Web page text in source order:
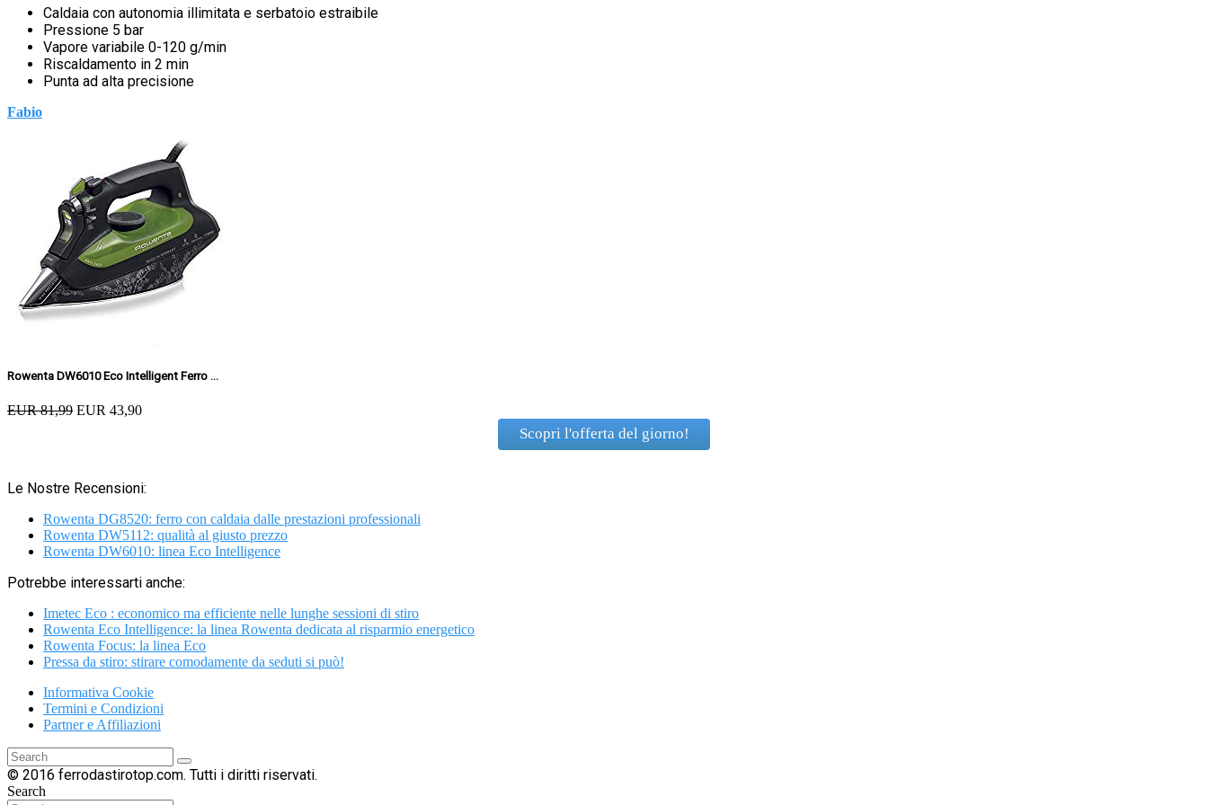
Caldaia con autonomia illimitata e serbatoio estraibile
Pressione 5 bar
Vapore variabile 0-120 g/min
Riscaldamento in 2 min
Punta ad alta precisione
Fabio
Rowenta DW6010 Eco Intelligent Ferro ...
EUR 81,99 EUR 43,90
Scopri l'offerta del giorno!
Le Nostre Recensioni:
Rowenta DG8520: ferro con caldaia dalle prestazioni professionali
Rowenta DW5112: qualità al giusto prezzo
Rowenta DW6010: linea Eco Intelligence
Potrebbe interessarti anche:
Imetec Eco : economico ma efficiente nelle lunghe sessioni di stiro
Rowenta Eco Intelligence: la linea Rowenta dedicata al risparmio energetico
Rowenta Focus: la linea Eco
Pressa da stiro: stirare comodamente da seduti si può!
Informativa Cookie
Termini e Condizioni
Partner e Affiliazioni
© 2016 ferrodastirotop.com. Tutti i diritti riservati.
Search